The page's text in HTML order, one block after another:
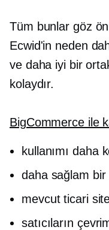
Tüm bunlar göz
Ecwid'in neden
ve daha iyi bir
kolaydır.
BigCommerce ile
kullanımı daha
daha sağlam
mevcut ticari
satıcıların